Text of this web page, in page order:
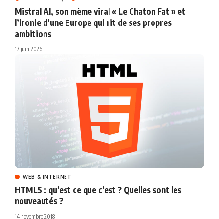
Mistral AI, son mème viral « Le Chaton Fat » et
l’ironie d’une Europe qui rit de ses propres
ambitions
17 juin 2026
WEB & INTERNET
HTML5 : qu’est ce que c’est ? Quelles sont les
nouveautés ?
14 novembre 2018